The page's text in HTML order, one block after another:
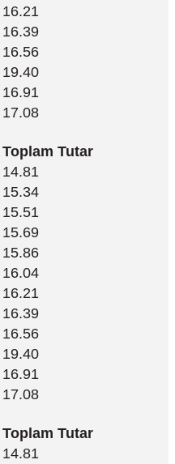
16.21
16.39
16.56
19.40
16.91
17.08
Toplam Tutar
14.81
15.34
15.51
15.69
15.86
16.04
16.21
16.39
16.56
19.40
16.91
17.08
Toplam Tutar
14.81